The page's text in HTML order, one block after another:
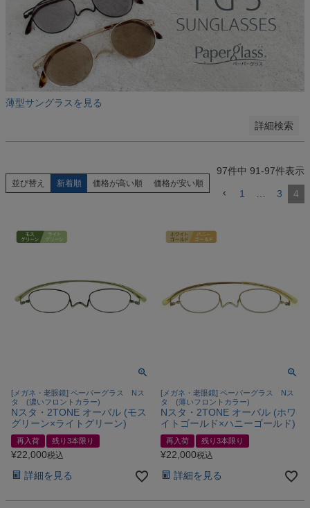
薄型サングラスを見る
詳細検索
シルバー
ゴールド
ホワイト
指定しない
並び替え 新着順 価格が高い順 価格が安い順
97件中 91-97件表示
1 3 4
[メガネ・老眼鏡] ペーパーグラス Nス
タ (濃いフロントカラー)
Nスタ・2TONE オーバル (モス
グリーン×ライトグリーン)
再入荷 残り3本限り
¥22,000税込
詳細を見る
[メガネ・老眼鏡] ペーパーグラス Nス
タ (薄いフロントカラー)
Nスタ・2TONE オーバル (ホワ
イトゴールド×ハニーゴールド)
再入荷 残り3本限り
¥22,000税込
詳細を見る